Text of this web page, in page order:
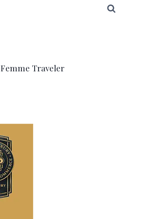
Femme Traveler